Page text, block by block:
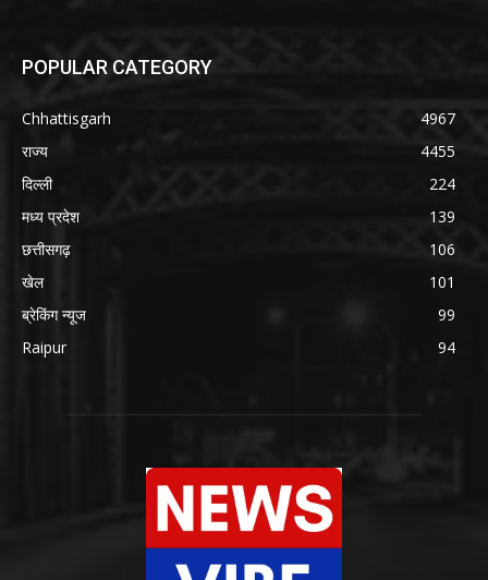
POPULAR CATEGORY
Chhattisgarh
4967
राज्य
4455
दिल्ली
224
मध्य प्रदेश
139
छत्तीसगढ़
106
खेल
101
ब्रेकिंग न्यूज
99
Raipur
94